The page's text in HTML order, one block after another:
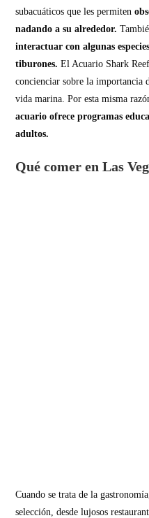
subacuáticos que les permiten
nadando a su alrededor.
interactuar con algunas
tiburones. El Acuario Shark
concienciar sobre la importancia
vida marina. Por esta misma
acuario ofrece programas
adultos.
Qué comer en Las
Cuando se trata de la
selección, desde lujosos